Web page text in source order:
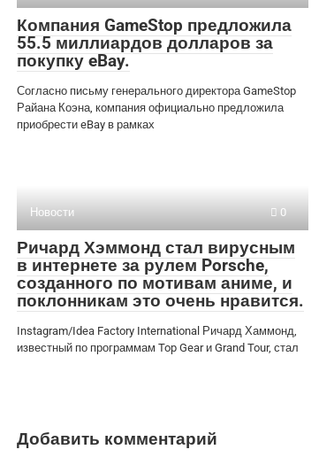
Компания GameStop предложила
55.5 миллиардов долларов за
покупку eBay.
Согласно письму генерального директора GameStop
Райана Коэна, компания официально предложила
приобрести eBay в рамках
Новости 0
Ричард Хэммонд стал вирусным
в интернете за рулем Porsche,
созданного по мотивам аниме, и
поклонникам это очень нравится.
Instagram/Idea Factory International Ричард Хаммонд,
известный по программам Top Gear и Grand Tour, стал
Добавить комментарий